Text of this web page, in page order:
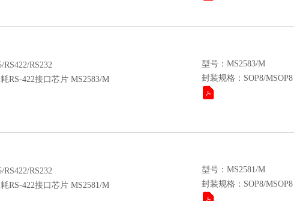
RS232
RS-422接口芯片 MS2583/M
型号：MS2583/M
封装规格：SOP8/MSOP8
RS232
RS-422接口芯片 MS2581/M
型号：MS2581/M
封装规格：SOP8/MSOP8